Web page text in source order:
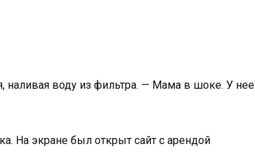
воду из фильтра. — Мама в шоке. У нее
На экране был открыт сайт с арендой